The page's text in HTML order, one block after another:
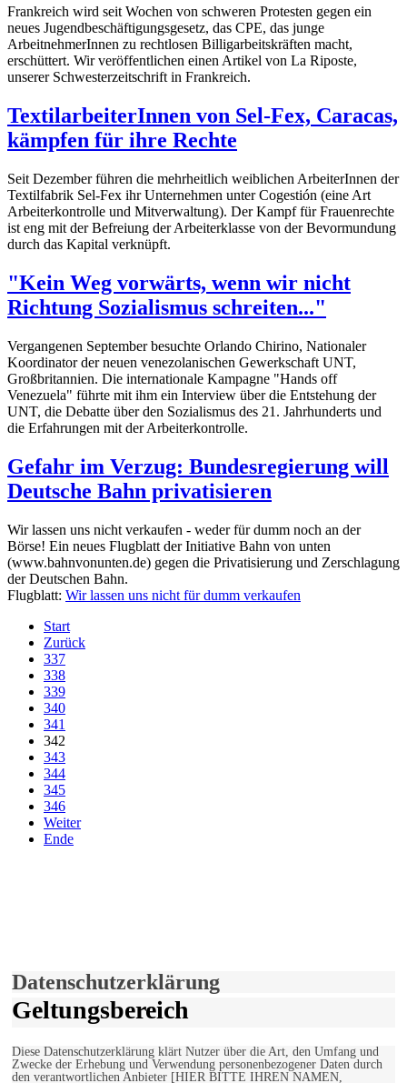
Frankreich wird seit Wochen von schweren Protesten gegen ein
neues Jugendbeschäftigungsgesetz, das CPE, das junge
ArbeitnehmerInnen zu rechtlosen Billigarbeitskräften macht,
erschüttert. Wir veröffentlichen einen Artikel von La Riposte,
unserer Schwesterzeitschrift in Frankreich.
TextilarbeiterInnen von Sel-Fex, Caracas,
kämpfen für ihre Rechte
Seit Dezember führen die mehrheitlich weiblichen ArbeiterInnen der
Textilfabrik Sel-Fex ihr Unternehmen unter Cogestión (eine Art
Arbeiterkontrolle und Mitverwaltung). Der Kampf für Frauenrechte
ist eng mit der Befreiung der Arbeiterklasse von der Bevormundung
durch das Kapital verknüpft.
"Kein Weg vorwärts, wenn wir nicht
Richtung Sozialismus schreiten..."
Vergangenen September besuchte Orlando Chirino, Nationaler
Koordinator der neuen venezolanischen Gewerkschaft UNT,
Großbritannien. Die internationale Kampagne "Hands off
Venezuela" führte mit ihm ein Interview über die Entstehung der
UNT, die Debatte über den Sozialismus des 21. Jahrhunderts und
die Erfahrungen mit der Arbeiterkontrolle.
Gefahr im Verzug: Bundesregierung will
Deutsche Bahn privatisieren
Wir lassen uns nicht verkaufen - weder für dumm noch an der
Börse! Ein neues Flugblatt der Initiative Bahn von unten
(www.bahnvonunten.de) gegen die Privatisierung und Zerschlagung
der Deutschen Bahn.
Flugblatt: Wir lassen uns nicht für dumm verkaufen
Start
Zurück
337
338
339
340
341
342
343
344
345
346
Weiter
Ende
Datenschutzerklärung
Geltungsbereich
Diese Datenschutzerklärung klärt Nutzer über die Art, den Umfang und
Zwecke der Erhebung und Verwendung personenbezogener Daten durch
den verantwortlichen Anbieter [HIER BITTE IHREN NAMEN,